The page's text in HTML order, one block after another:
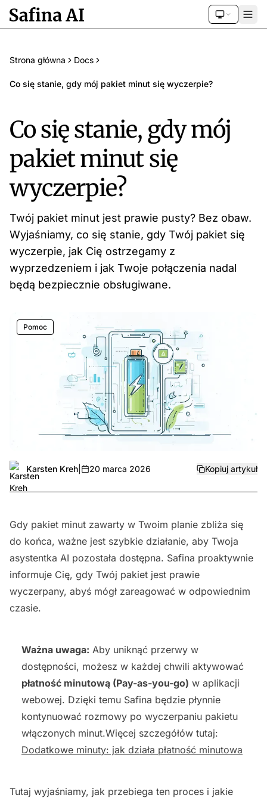
Strona główna Docs
Co się stanie, gdy mój pakiet minut się wyczerpie?
Co się stanie, gdy mój
pakiet minut się
wyczerpie?
Twój pakiet minut jest prawie pusty? Bez obaw.
Wyjaśniamy, co się stanie, gdy Twój pakiet się
wyczerpie, jak Cię ostrzegamy z
wyprzedzeniem i jak Twoje połączenia nadal
będą bezpiecznie obsługiwane.
Pomoc
Karsten Kreh 20 marca 2026 Kopiuj artykuł
Gdy pakiet minut zawarty w Twoim planie zbliża się
do końca, ważne jest szybkie działanie, aby Twoja
asystentka AI pozostała dostępna. Safina proaktywnie
informuje Cię, gdy Twój pakiet jest prawie
wyczerpany, abyś mógł zareagować w odpowiednim
czasie.
Ważna uwaga: Aby uniknąć przerwy w
dostępności, możesz w każdej chwili aktywować
płatność minutową (Pay-as-you-go) w aplikacji
webowej. Dzięki temu Safina będzie płynnie
kontynuować rozmowy po wyczerpaniu pakietu
włączonych minut.Więcej szczegółów tutaj:
Dodatkowe minuty: jak działa płatność minutowa
Tutaj wyjaśniamy, jak przebiega ten proces i jakie